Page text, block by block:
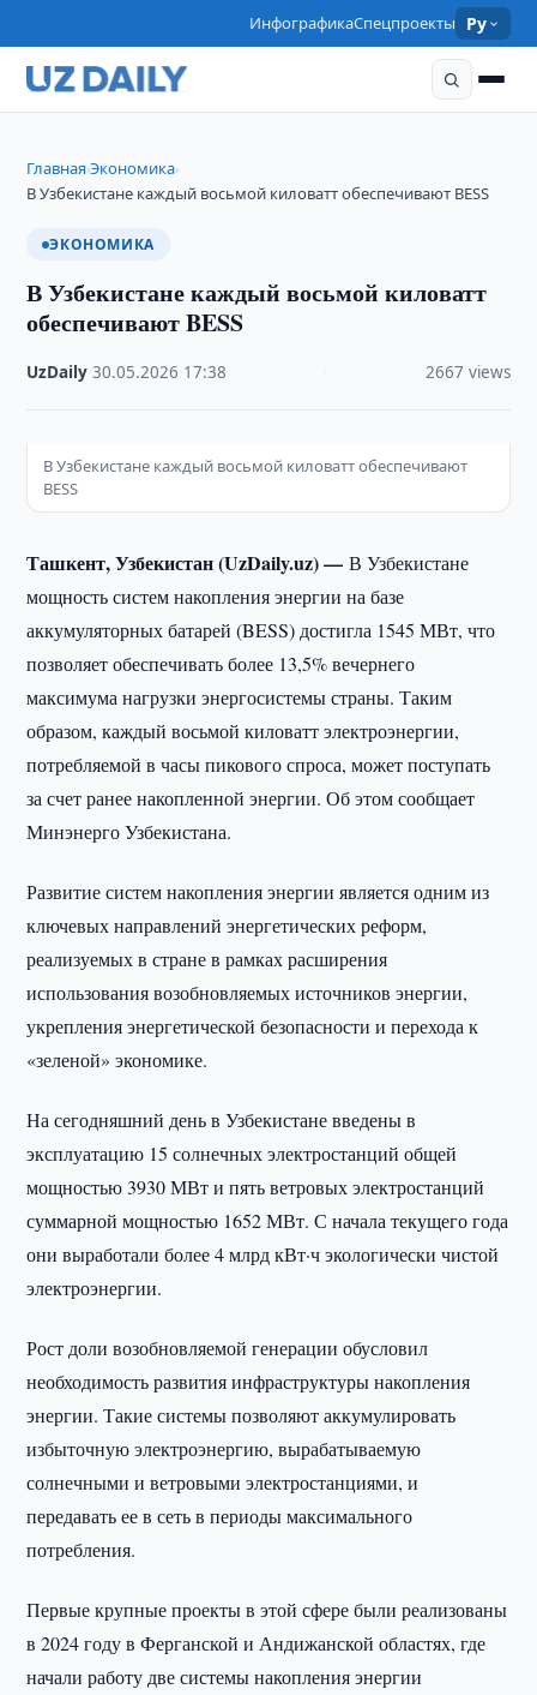
ИнфографикаСпецпроекты Ру
Главная›Экономика›
В Узбекистане каждый восьмой киловатт обеспечивают BESS
ЭКОНОМИКА
В Узбекистане каждый восьмой киловатт
обеспечивают BESS
UzDaily ·30.05.2026 17:38 2667 views
В Узбекистане каждый восьмой киловатт обеспечивают
BESS
Ташкент, Узбекистан (UzDaily.uz) —В Узбекистане
мощность систем накопления энергии на базе
аккумуляторных батарей (BESS) достигла 1545 МВт, что
позволяет обеспечивать более 13,5% вечернего
максимума нагрузки энергосистемы страны. Таким
образом, каждый восьмой киловатт электроэнергии,
потребляемой в часы пикового спроса, может поступать
за счет ранее накопленной энергии. Об этом сообщает
Минэнерго Узбекистана.
Развитие систем накопления энергии является одним из
ключевых направлений энергетических реформ,
реализуемых в стране в рамках расширения
использования возобновляемых источников энергии,
укрепления энергетической безопасности и перехода к
«зеленой» экономике.
На сегодняшний день в Узбекистане введены в
эксплуатацию 15 солнечных электростанций общей
мощностью 3930 МВт и пять ветровых электростанций
суммарной мощностью 1652 МВт. С начала текущего года
они выработали более 4 млрд кВт·ч экологически чистой
электроэнергии.
Рост доли возобновляемой генерации обусловил
необходимость развития инфраструктуры накопления
энергии. Такие системы позволяют аккумулировать
избыточную электроэнергию, вырабатываемую
солнечными и ветровыми электростанциями, и
передавать ее в сеть в периоды максимального
потребления.
Первые крупные проекты в этой сфере были реализованы
в 2024 году в Ферганской и Андижанской областях, где
начали работу две системы накопления энергии